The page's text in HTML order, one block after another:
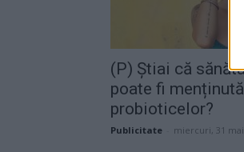
(P) Știai că
poate fi
probioticelor?
Publicitate miercuri, 31 mai